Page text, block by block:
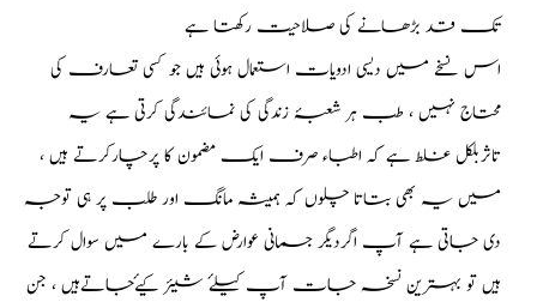
تک قد بڑھانے کی صلاحیت رکھتا ہے
اس نسخے میں دیسی ادویات استعمال ہوئی ہیں جو کسی تعارف کی
محتاج نہیں ، طب ہر شعبۂ زندگی کی نمائندگی کرتی ہے یہ
تاثربلکل غلط ہے کہ اطباء صرف ایک مضمون کا پرچارکرتے ہیں ،
میں یہ بھی بتاتا چلوں کہ ہمیشہ مانگ اور طلب پر ہی توجہ
دی جاتی ہے آپ اگرديگر جسمانی عوارض کے بارے میں سوال کرتے
ہیں تو بہترین نسخہ جات آپ کیلۓ شیئر کیۓجاتےہیں ، جن